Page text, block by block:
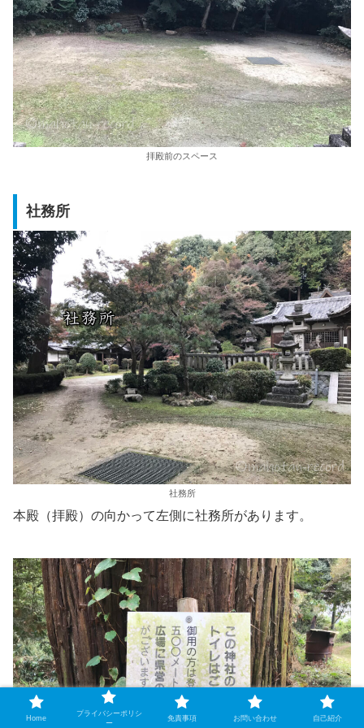
拝殿前のスペース
社務所
社務所
本殿（拝殿）の向かって左側に社務所があります。
Home
プライバシーポリシ
ー
免責事項 お問い合わせ 自己紹介